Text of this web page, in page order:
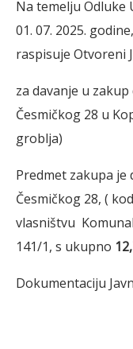
Na temelju Odluke
01. 07. 2025.
raspisuje Otvoreni
za davanje u
Česmičkog 28 u
groblja)
Predmet zakupa je
Česmičkog 28, (
vlasništvu
141/1, s ukupno
Dokumentaciju